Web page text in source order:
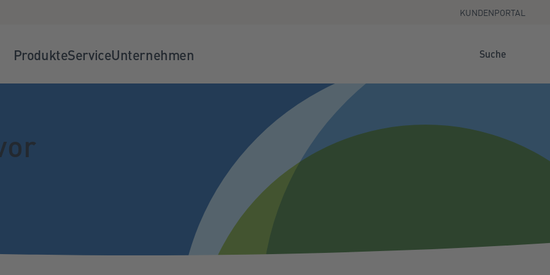
KUNDENPORTAL
ProdukteServiceUnternehmen Suche